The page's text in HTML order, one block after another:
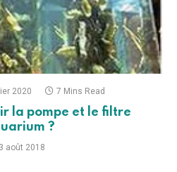
2020 7 Mins Read
la pompe et le filtre
?
août 2018